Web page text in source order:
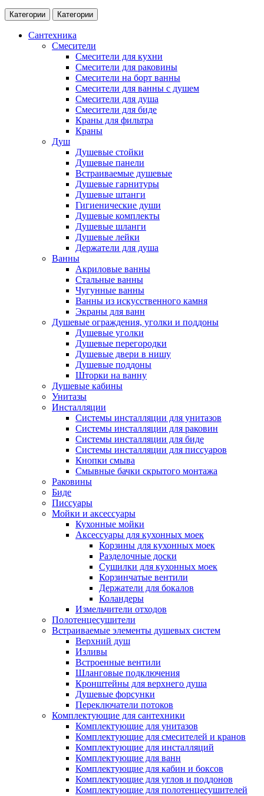
Категории Категории
Сантехника
Смесители
Смесители для кухни
Смесители для раковины
Смесители на борт ванны
Смесители для ванны с душем
Смесители для душа
Смесители для биде
Краны для фильтра
Краны
Душ
Душевые стойки
Душевые панели
Встраиваемые душевые
Душевые гарнитуры
Душевые штанги
Гигиенические души
Душевые комплекты
Душевые шланги
Душевые лейки
Держатели для душа
Ванны
Акриловые ванны
Стальные ванны
Чугунные ванны
Ванны из искусственного камня
Экраны для ванн
Душевые ограждения, уголки и поддоны
Душевые уголки
Душевые перегородки
Душевые двери в нишу
Душевые поддоны
Шторки на ванну
Душевые кабины
Унитазы
Инсталляции
Системы инсталляции для унитазов
Системы инсталляции для раковин
Системы инсталляции для биде
Системы инсталляции для писсуаров
Кнопки смыва
Смывные бачки скрытого монтажа
Раковины
Биде
Писсуары
Мойки и аксессуары
Кухонные мойки
Аксессуары для кухонных моек
Корзины для кухонных моек
Разделочные доски
Сушилки для кухонных моек
Корзинчатые вентили
Держатели для бокалов
Коландеры
Измельчители отходов
Полотенцесушители
Встраиваемые элементы душевых систем
Верхний душ
Изливы
Встроенные вентили
Шланговые подключения
Кронштейны для верхнего душа
Душевые форсунки
Переключатели потоков
Комплектующие для сантехники
Комплектующие для унитазов
Комплектующие для смесителей и кранов
Комплектующие для инсталляций
Комплектующие для ванн
Комплектующие для кабин и боксов
Комплектующие для углов и поддонов
Комплектующие для полотенцесушителей